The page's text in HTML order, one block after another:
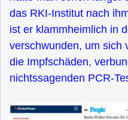
das RKI-Institut nach
ist er klammheimlich in
verschwunden, um sich
die Impfschäden,
nichtssagenden PCR-